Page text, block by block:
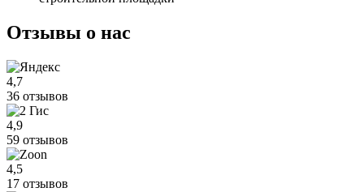
Отзывы о нас
4,7
36 отзывов
4,9
59 отзывов
4,5
17 отзывов